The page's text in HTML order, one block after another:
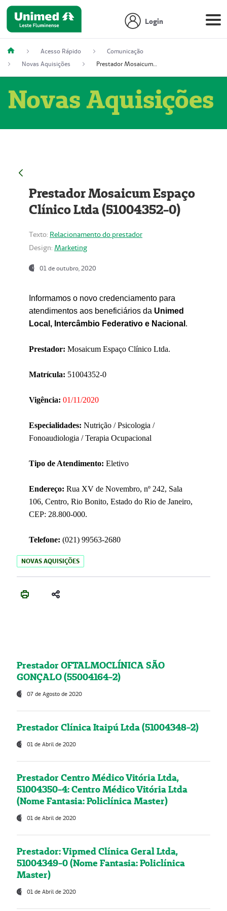
Login
Acesso Rápido
Comunicação
Novas Aquisições
Prestador Mosaicum Espaço Clínico Ltda (51004352-0)
Novas Aquisições
Prestador Mosaicum Espaço
Clínico Ltda (51004352-0)
Texto: Relacionamento do prestador
Design: Marketing
01 de outubro, 2020
Informamos o novo credenciamento para
atendimentos aos beneficiários da Unimed
Local, Intercâmbio Federativo e Nacional .
Prestador: Mosaicum Espaço Clínico Ltda.
Matrícula: 51004352-0
Vigência: 01/11/2020
Especialidades: Nutrição / Psicologia /
Fonoaudiologia / Terapia Ocupacional
Tipo de Atendimento: Eletivo
Endereço: Rua XV de Novembro, nº 242, Sala
106, Centro, Rio Bonito, Estado do Rio de Janeiro,
CEP: 28.800-000.
Telefone: (021) 99563-2680
NOVAS AQUISIÇÕES
Prestador OFTALMOCLÍNICA SÃO
GONÇALO (55004164-2)
07 de Agosto de 2020
Prestador Clínica Itaipú Ltda (51004348-2)
01 de Abril de 2020
Prestador Centro Médico Vitória Ltda,
51004350-4: Centro Médico Vitória Ltda
(Nome Fantasia: Policlínica Master)
01 de Abril de 2020
Prestador: Vipmed Clínica Geral Ltda,
51004349-0 (Nome Fantasia: Policlínica
Master)
01 de Abril de 2020